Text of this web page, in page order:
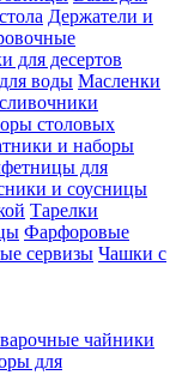
Держатели и
для десертов
воды Масленки
столовых
и наборы
для
и соусницы
Тарелки
Фарфоровые
сервизы Чашки с
чайники
для